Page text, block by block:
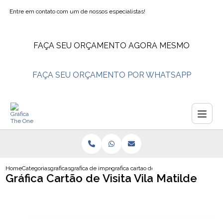
Entre em contato com um de nossos especialistas!
FAÇA SEU ORÇAMENTO AGORA MESMO
FAÇA SEU ORÇAMENTO POR WHATSAPP
HomeCategoriasgraficasgrafica de impressao digitalgrafica cartao de visita vila matilde
Gráfica Cartão de Visita Vila Matilde